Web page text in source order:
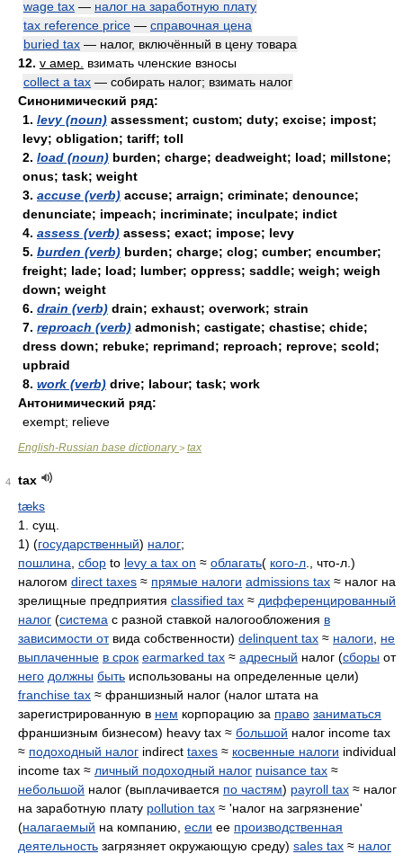
wage tax — налог на заработную плату
tax reference price — справочная цена
buried tax — налог, включённый в цену товара
12. v амер. взимать членские взносы
collect a tax — собирать налог; взимать налог
Синонимический ряд:
1. levy (noun) assessment; custom; duty; excise; impost;
levy; obligation; tariff; toll
2. load (noun) burden; charge; deadweight; load; millstone;
onus; task; weight
3. accuse (verb) accuse; arraign; criminate; denounce;
denunciate; impeach; incriminate; inculpate; indict
4. assess (verb) assess; exact; impose; levy
5. burden (verb) burden; charge; clog; cumber; encumber;
freight; lade; load; lumber; oppress; saddle; weigh; weigh
down; weight
6. drain (verb) drain; exhaust; overwork; strain
7. reproach (verb) admonish; castigate; chastise; chide;
dress down; rebuke; reprimand; reproach; reprove; scold;
upbraid
8. work (verb) drive; labour; task; work
Антонимический ряд:
exempt; relieve
English-Russian base dictionary> tax
4
tax
tæks
1. сущ.
1) (государственный) налог;
пошлина сбор to levy a tax on ≈ облагать( кого-л ., что-л.)
налогом direct taxes ≈ прямые налоги admissions tax ≈ налог на
зрелищные предприятия classified tax ≈ дифференцированный
налог (система с разной ставкой налогообложения в
зависимости отвида собственности) delinquent tax ≈ налоги
не
выплаченные в срок earmarked tax ≈ адресный налог (сборы от
него должны быть использованы на определенные цели)
franchise tax ≈ франшизный налог (налог штата на
зарегистрированную в нем корпорацию за право заниматься
франшизным бизнесом) heavy tax ≈ большой налог income tax
≈ подоходный налог indirect taxes ≈ косвенные налоги individual
income tax ≈ личный подоходный налог nuisance tax ≈
небольшой налог (выплачивается по частям) payroll tax ≈ налог
на заработную плату pollution tax ≈ 'налог на загрязнение'
(налагаемый на компанию, если ее производственная
деятельность загрязняет окружающую среду) sales tax ≈ налог